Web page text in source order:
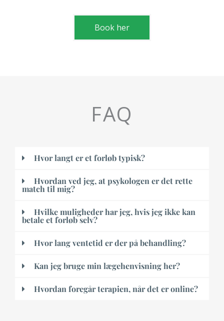
Book her
FAQ
Hvor langt er et forløb typisk?
Hvordan ved jeg, at psykologen er det rette
match til mig?
Hvilke muligheder har jeg, hvis jeg ikke kan
betale et forløb selv?
Hvor lang ventetid er der på behandling?
Kan jeg bruge min lægehenvisning her?
Hvordan foregår terapien, når det er online?